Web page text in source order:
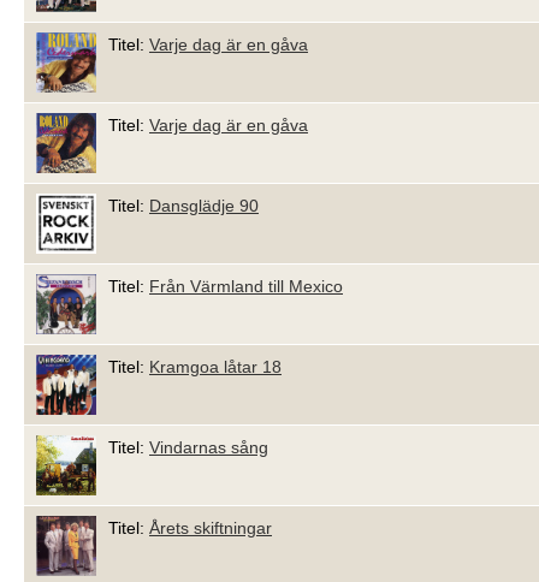
Titel: Varje dag är en gåva
Titel: Varje dag är en gåva
Titel: Dansglädje 90
Titel: Från Värmland till Mexico
Titel: Kramgoa låtar 18
Titel: Vindarnas sång
Titel: Årets skiftningar